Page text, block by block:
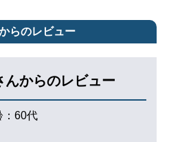
らのレビュー
んからのレビュー
60代